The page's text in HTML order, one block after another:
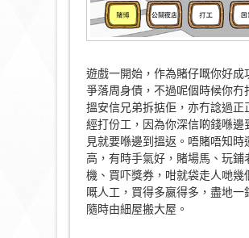
遊戲一開始，作為賭仔嘅你好成
爭落周身債，不過呢個時候你冇
搵安信兄弟拆掂佢，亦冇諗過正
經打份工，因為你深信啲錢喺邊
見就要喺邊到搵返。唔賭唔知時
高，有時手氣好，賭場馬、玩鋪
機、買吓獎券，咁就袋走人哋幾
嘅人工，買得多嬴得多，盡地一
隨時由細屋搬大屋。